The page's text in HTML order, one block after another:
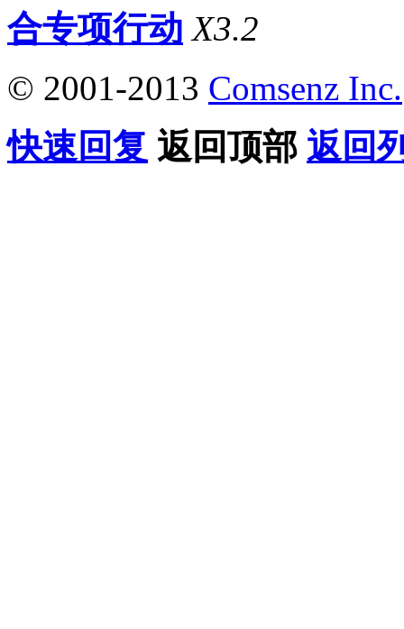
合专项行动 X3.2
© 2001-2013 Comsenz Inc.
快速回复 返回顶部 返回